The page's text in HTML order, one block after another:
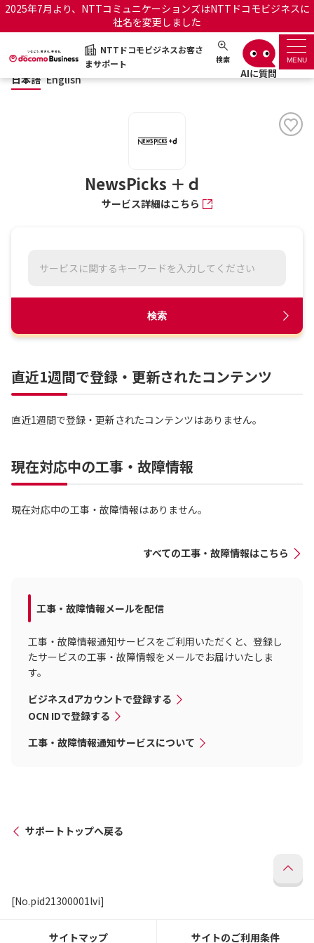
2025年7月より、NTTコミュニケーションズはNTTドコモビジネスに
社名を変更しました
NTTドコモビジネスお客さ
まサポート
検索 MENU
NTTドコモビジネスお客さまサポート 日本語 English
サポートトップ
サポートサイトの使い方
日本語 English
NewsPicks ＋ｄ
サービス詳細はこちら
検索
直近1週間で登録・更新されたコンテンツ
直近1週間で登録・更新されたコンテンツはありません。
現在対応中の工事・故障情報
現在対応中の工事・故障情報はありません。
すべての工事・故障情報はこちら
工事・故障情報メールを配信
工事・故障情報通知サービスをご利用いただくと、登録し
たサービスの工事・故障情報をメールでお届けいたしま
す。
ビジネスdアカウントで登録する
OCN IDで登録する
工事・故障情報通知サービスについて
サポートトップへ戻る
[No.pid21300001lvi]
サイトマップ サイトのご利用条件